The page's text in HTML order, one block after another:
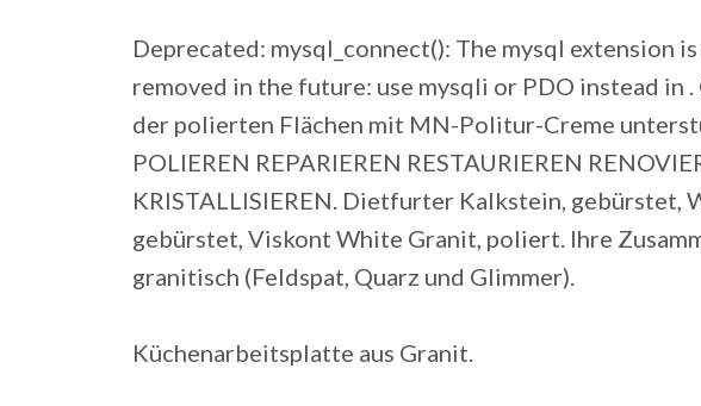
Deprecated: mysql_connect(): The mysql extension
removed in the future: use mysqli or PDO instead in
der polierten Flächen mit MN-Politur-Creme
POLIEREN REPARIEREN RESTAURIEREN
KRISTALLISIEREN. Dietfurter Kalkstein, gebürstet,
gebürstet, Viskont White Granit, poliert. Ihre
granitisch (Feldspat, Quarz und Glimmer).
Küchenarbeitsplatte aus Granit.